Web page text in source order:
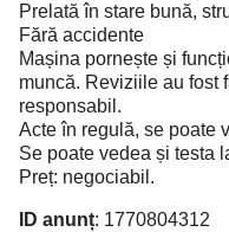
Prelată în stare bună,
Fără accidente
Mașina pornește și
muncă. Reviziile au fost
responsabil.
Acte în regulă, se poate
Se poate vedea și testa
Preț: negociabil.
ID anunț: 1770804312